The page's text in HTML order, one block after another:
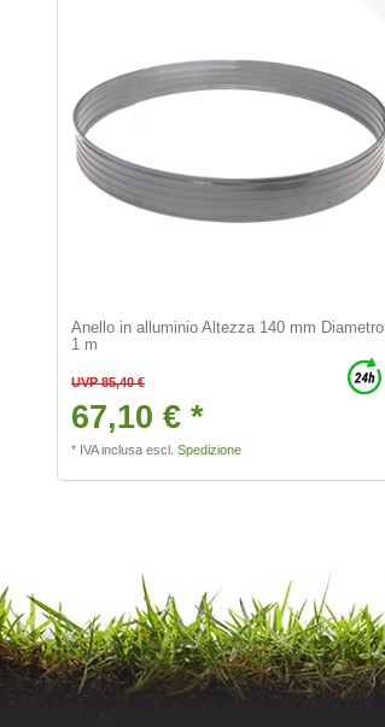
Anello in alluminio Altezza 140 mm Diametro
1 m
UVP 85,40 €
67,10 € *
* IVA inclusa escl.Spedizione